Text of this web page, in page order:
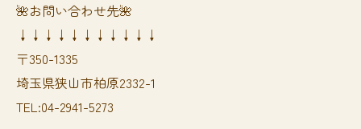
🌺お問い合わせ先🌺
↓↓↓↓↓↓↓↓↓↓↓
〒350-1335
埼玉県狭山市柏原2332-1
TEL:04-2941-5273